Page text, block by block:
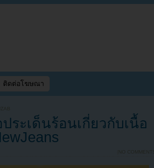
ติดต่อโฆษณา
ระเด็นร้อนเกี่ยวกับเนื้อ
NO COMMENTS